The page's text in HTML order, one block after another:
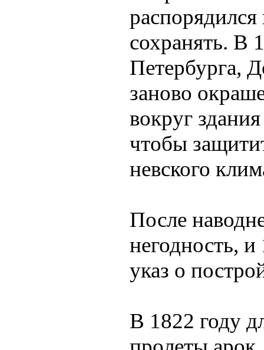
сохранять. В
Петербурга,
заново
вокруг
чтобы
невского
После
негодность,
указ о
В 1822 году